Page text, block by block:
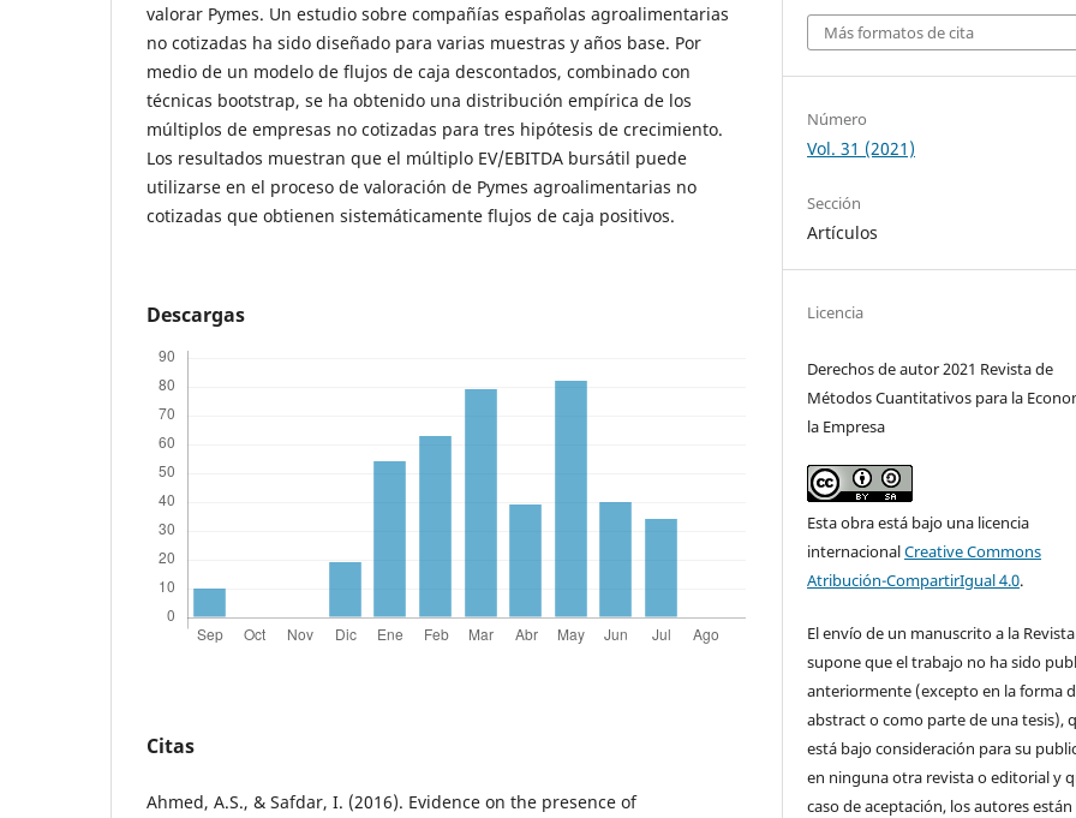
valorar Pymes. Un estudio sobre compañías españolas agroalimentarias
no cotizadas ha sido diseñado para varias muestras y años base. Por
medio de un modelo de flujos de caja descontados, combinado con
técnicas bootstrap, se ha obtenido una distribución empírica de los
múltiplos de empresas no cotizadas para tres hipótesis de crecimiento.
Los resultados muestran que el múltiplo EV/EBITDA bursátil puede
utilizarse en el proceso de valoración de Pymes agroalimentarias no
cotizadas que obtienen sistemáticamente flujos de caja positivos.
Descargas
Citas
Ahmed, A.S., & Safdar, I. (2016). Evidence on the presence of
Más formatos de cita
Número
Vol. 31 (2021)
Sección
Artículos
Licencia
Derechos de autor 2021 Revista de
Métodos Cuantitativos para la
la Empresa
Esta obra está bajo una licencia
internacionalCreative Commons
Atribución-CompartirIgual 4.0.
El envío de un manuscrito a la Revista
supone que el trabajo no ha sido
anteriormente (excepto en la forma
abstract o como parte de una tesis),
está bajo consideración para su
en ninguna otra revista o editorial y
caso de aceptación, los autores están